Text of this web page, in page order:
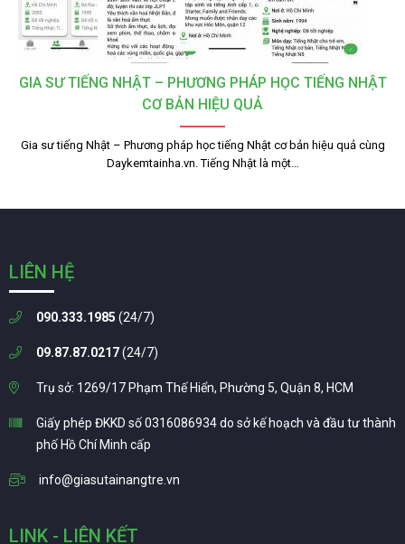
GIA SƯ TIẾNG NHẬT – PHƯƠNG PHÁP HỌC TIẾNG NHẬT
CƠ BẢN HIỆU QUẢ
Gia sư tiếng Nhật – Phương pháp học tiếng Nhật cơ bản hiệu quả cùng
Daykemtainha.vn. Tiếng Nhật là một…
LIÊN HỆ
090.333.1985 (24/7)
09.87.87.0217(24/7)
Trụ sở: 1269/17 Phạm Thế Hiển, Phường 5, Quận 8, HCM
Giấy phép ĐKKD số 0316086934 do sở kế hoạch và đầu tư thành
phố Hồ Chí Minh cấp
info@giasutainangtre.vn
LINK - LIÊN KẾT